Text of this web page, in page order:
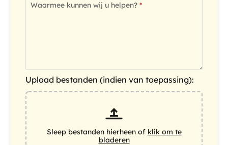
Waarmee kunnen wij u helpen?
Upload bestanden (indien van toepassing):
Sleep bestanden hierheen of klik om te
bladeren